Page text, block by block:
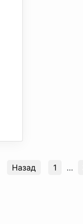
Назад 1 …